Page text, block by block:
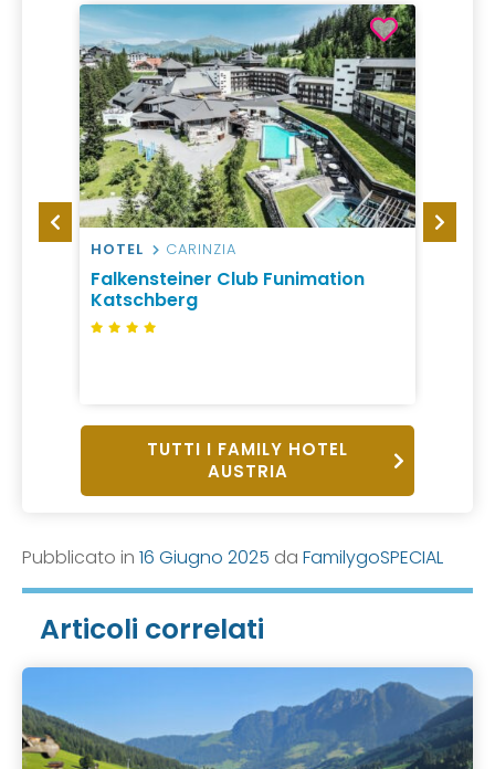
HOTEL CARINZIA
Falkensteiner Club Funimation
Katschberg
HOTEL
TUTTI I FAMILY HOTEL
AUSTRIA
Pubblicato in 16 Giugno 2025 da FamilygoSPECIAL
Articoli correlati